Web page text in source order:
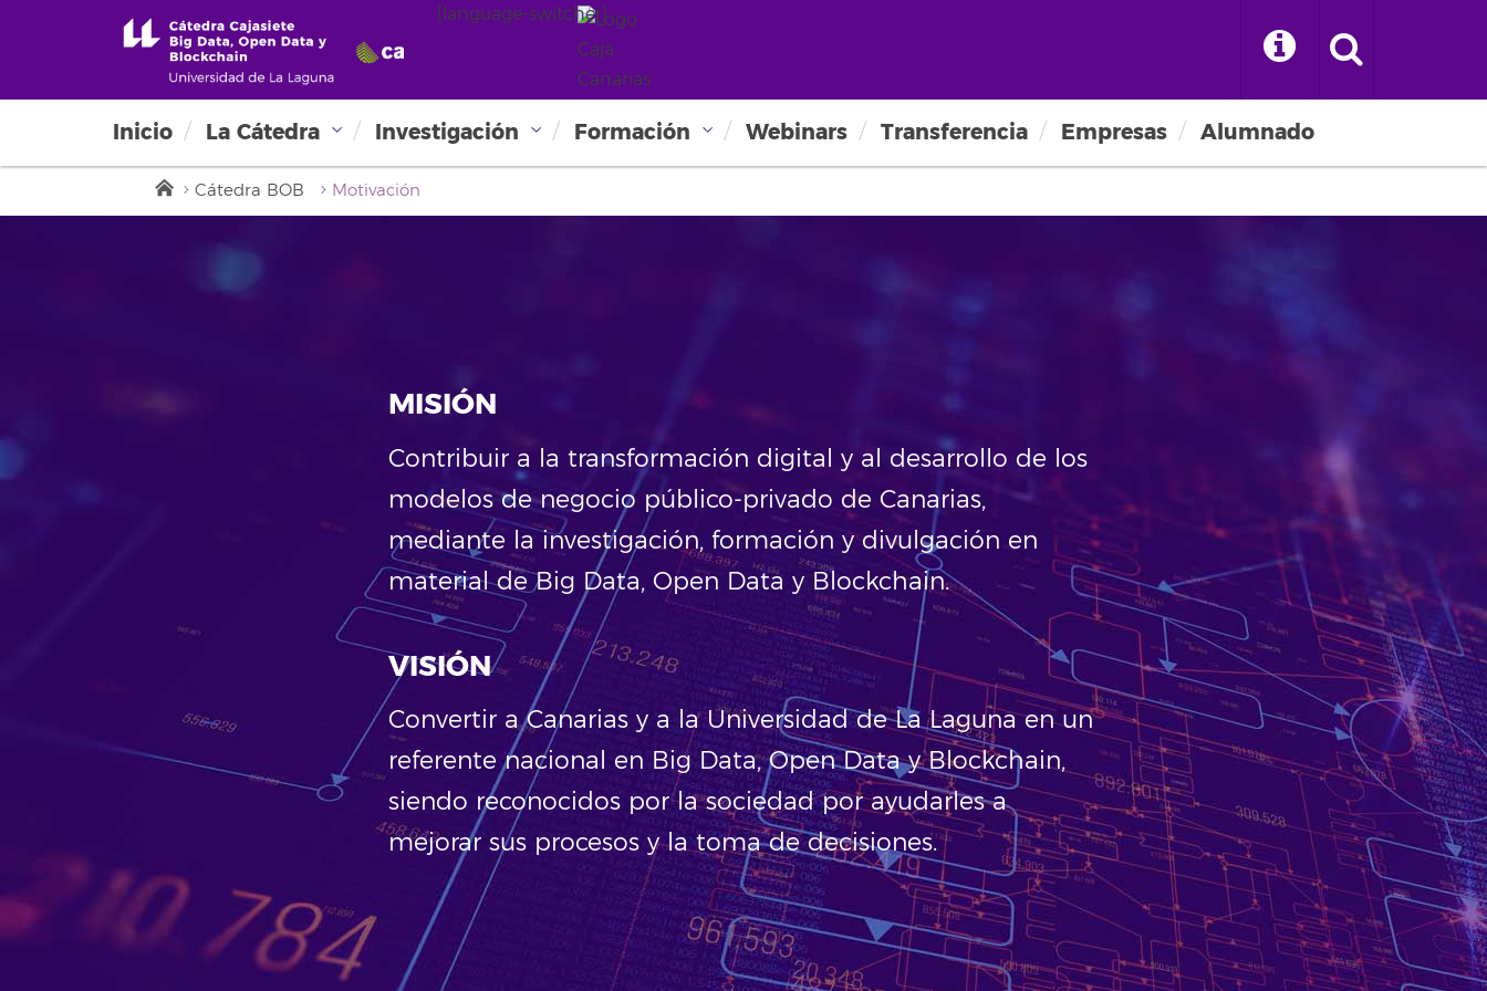
[language-switcher]
Inicio La Cátedra Investigación Formación Webinars Transferencia Empresas Alumnado
Cátedra BOB Motivación
MISIÓN
Contribuir a la transformación digital y al desarrollo de los
modelos de negocio público-privado de Canarias,
mediante la investigación, formación y divulgación en
material de Big Data, Open Data y Blockchain.
VISIÓN
Convertir a Canarias y a la Universidad de La Laguna en un
referente nacional en Big Data, Open Data y Blockchain,
siendo reconocidos por la sociedad por ayudarles a
mejorar sus procesos y la toma de decisiones..